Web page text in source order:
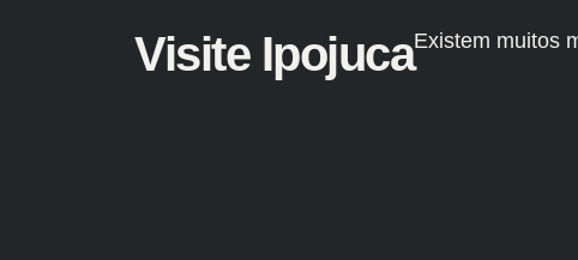
Visite IpojucaExistem muitos